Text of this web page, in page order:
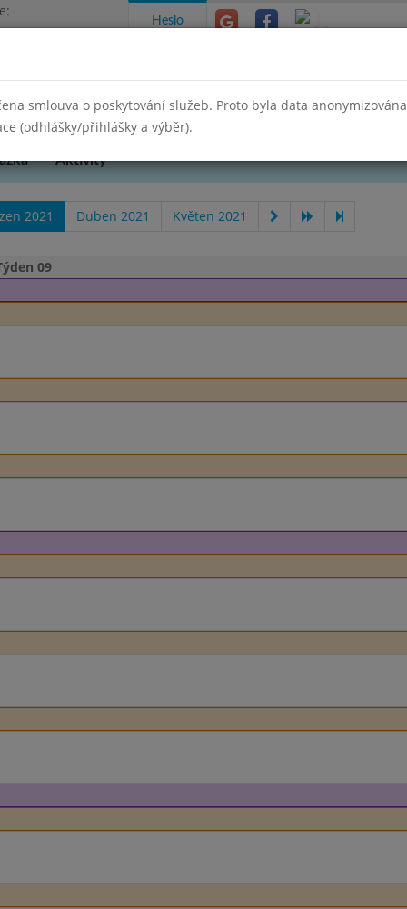
organizace
Heslo
Aktivity
2021 Duben 2021 Květen 2021
09
smlouva o poskytování služeb. Proto byla data anonymizována
(odhlášky/přihlášky a výběr).